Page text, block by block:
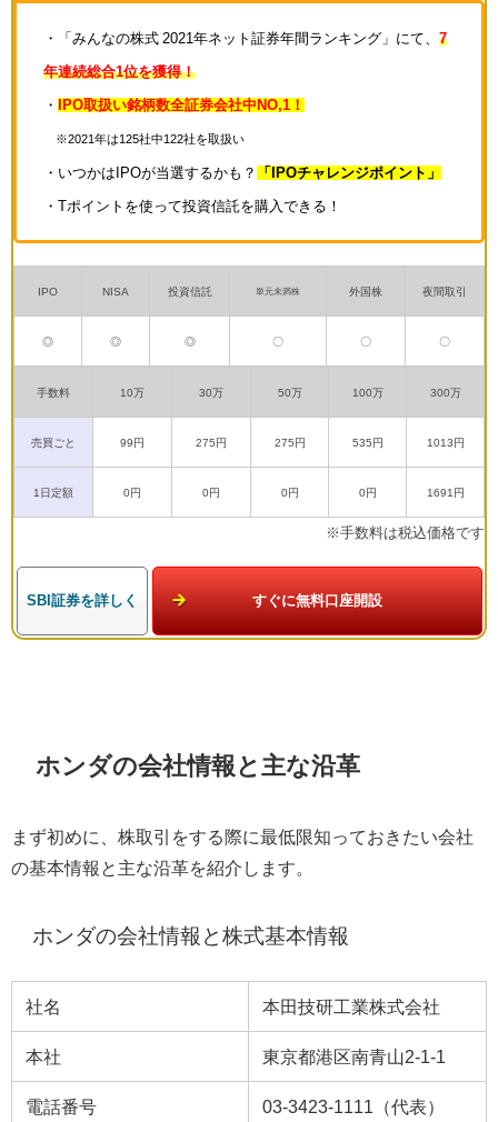
・「みんなの株式 2021年ネット証券年間ランキング」にて、 7
年連続総合1位を獲得！
・ IPO取扱い銘柄数全証券会社中NO,1！
※2021年は125社中122社を取扱い
・いつかはIPOが当選するかも？ 「IPOチャレンジポイント」
・Tポイントを使って投資信託を購入できる！
IPO NISA 投資信託 単元未満株 外国株 夜間取引
◎ ◎ ◎ 〇 〇 〇
手数料 10万 30万 50万 100万 300万
売買ごと 99円 275円 275円 535円 1013円
1日定額 0円 0円 0円 0円 1691円
※手数料は税込価格です
SBI証券を詳しく すぐに無料口座開設
ホンダの会社情報と主な沿革
まず初めに、株取引をする際に最低限知っておきたい会社
の基本情報と主な沿革を紹介します。
ホンダの会社情報と株式基本情報
社名 本田技研工業株式会社
本社 東京都港区南青山2-1-1
電話番号 03-3423-1111（代表）